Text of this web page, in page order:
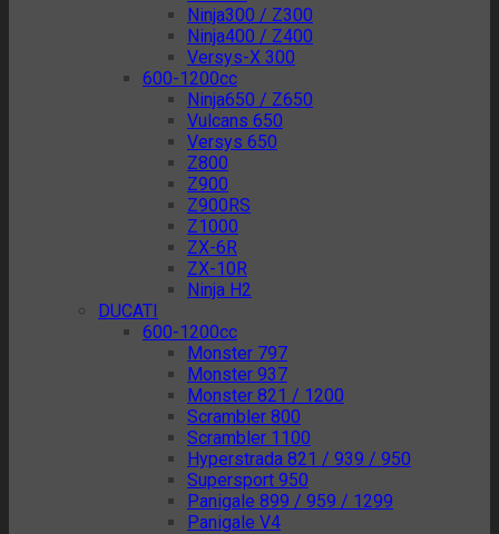
Ninja300 / Z300
Ninja400 / Z400
Versys-X 300
600-1200cc
Ninja650 / Z650
Vulcans 650
Versys 650
Z800
Z900
Z900RS
Z1000
ZX-6R
ZX-10R
Ninja H2
DUCATI
600-1200cc
Monster 797
Monster 937
Monster 821 / 1200
Scrambler 800
Scrambler 1100
Hyperstrada 821 / 939 / 950
Supersport 950
Panigale 899 / 959 / 1299
Panigale V4